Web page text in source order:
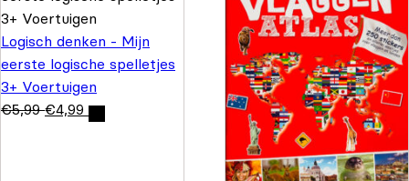
Logisch denken - Mijn
eerste logische spelletjes
3+ Voertuigen
€5,99 €4,99